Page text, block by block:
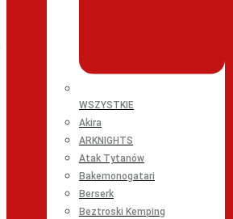
WSZYSTKIE
Akira
ARKNIGHTS
Atak Tytanów
Bakemonogatari
Berserk
Beztroski Kemping